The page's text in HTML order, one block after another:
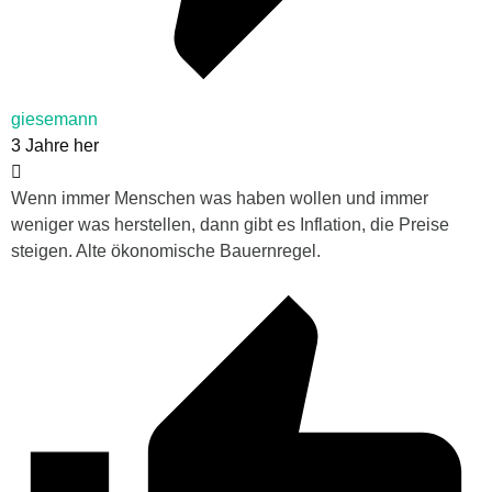
giesemann
3 Jahre her
Wenn immer Menschen was haben wollen und immer
weniger was herstellen, dann gibt es Inflation, die Preise
steigen. Alte ökonomische Bauernregel.